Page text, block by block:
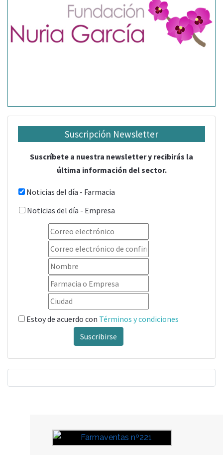
Suscripción Newsletter
Suscríbete a nuestra newsletter y recibirás la
última información del sector.
Noticias del día - Farmacia
Noticias del día - Empresa
Estoy de acuerdo con Términos y condiciones
Suscribirse